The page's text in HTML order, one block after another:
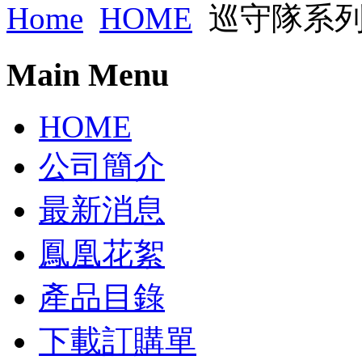
Home HOME 巡守隊系
Main Menu
HOME
公司簡介
最新消息
鳳凰花絮
產品目錄
下載訂購單